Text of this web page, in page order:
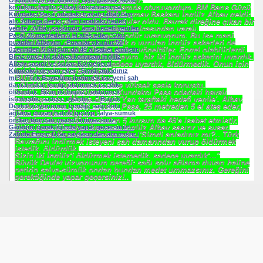
- Olaydan on dakika sonra odamda oturuyordum, BM Barış Gücü
Komutanı Tuğgeneral ve BM Kurmay Başkanı İngiliz Albay geldi:
- Sayın Generalim, çok kötü şeyler oldu. Bayrak direğine çıkan bir
kişi öldü ve iki de İngiliz askeri kalçasından yaralı.
- Onlara dedim ki; 'Sizi kaç gündür uyarıyorum. Bu işe mani
olabilirdiniz, olmadınız, üstelik o vurulan İngiliz askerleri de
motosikletli fanatiği direğe doğru yönelttiler. Engel olabilirlerdi,
olmadılar. Merak etmeyin Albayım, biz iki İngiliz askerini uyardık.
İsteseydik öldürebilirdik, sadece uyardık, öldürmedik. Onun için
kalçalarından kurşunladık.'
BM Kurmay Başkanı Albay:
- Ölebilirlerdi Generalim, diye yüksek sesle konuştu.
İngiliz Albay küstahlaşınca, Kundakçı Paşa odadaki havalı
tabancayı alır. Albaya der ki; 'Yan taraftaki hedefi yenile'. Albay
şaşkındır ama hedefi yeniler. Paşa, 25 metreden 5 el ateş eder,
'Oku puanları Albayım'.
Puanlar okunur 50 üzerinden 5 kurşun da 49'a isabet etmiştir.
Biraz önce küstahça konuşan İngiliz Albay şaşırır ve susar.
Korgeneral Kundakçı devam eder, 'Şimdi anladınız mı?.. Türk
Bayrağını indirmek isteyeni şah damarından vurup öldürmek
istedik, öldürdük.
Sizin iki İngiliz'i öldürmek istemedik, sadece uyardık'..."
Büyük Devlet vizyonunun gereği; sağı solu ağlama duvarı haline
getirip salya-sümük ondan bundan medet ummazsınız. Gereğini
gerektiğinde yapar geçersiniz!..